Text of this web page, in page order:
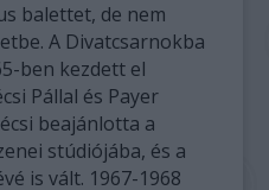
balettet, de nem
A Divatcsarnokba
ben kezdett el
Pállal és Payer
beajánlotta a
stúdiójába, és a
is vált. 1967-1968